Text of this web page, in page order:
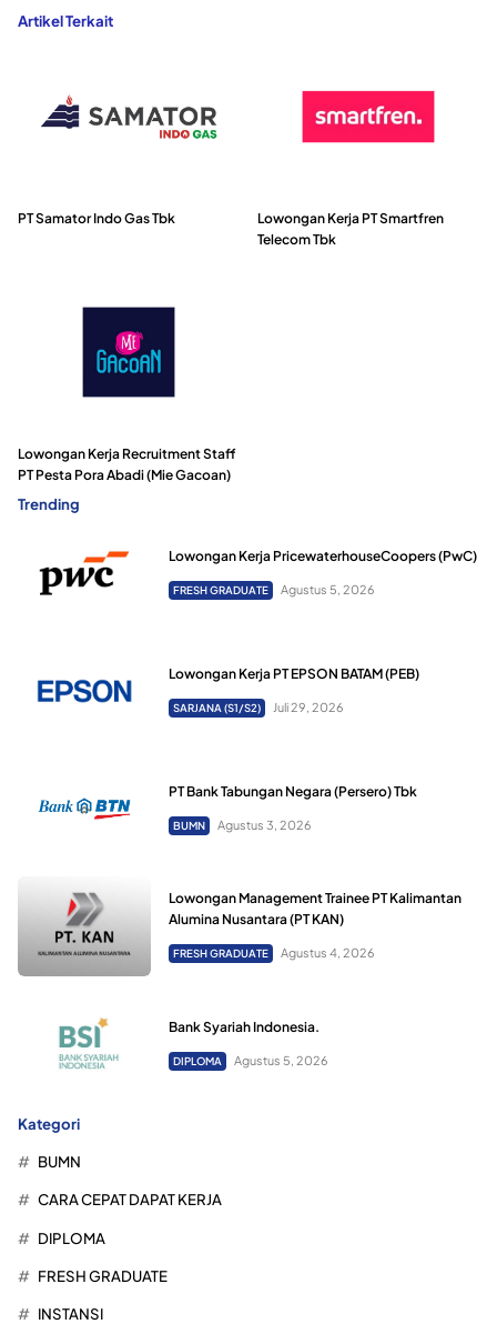
Artikel Terkait
PT Samator Indo Gas Tbk
Lowongan Kerja PT Smartfren
Telecom Tbk
Lowongan Kerja Recruitment Staff
PT Pesta Pora Abadi (Mie Gacoan)
Trending
Lowongan Kerja PricewaterhouseCoopers (PwC)
FRESH GRADUATE Agustus 5, 2026
Lowongan Kerja PT EPSON BATAM (PEB)
SARJANA (S1/S2) Juli 29, 2026
PT Bank Tabungan Negara (Persero) Tbk
BUMN Agustus 3, 2026
Lowongan Management Trainee PT Kalimantan
Alumina Nusantara (PT KAN)
FRESH GRADUATE Agustus 4, 2026
Bank Syariah Indonesia.
DIPLOMA Agustus 5, 2026
Kategori
BUMN
CARA CEPAT DAPAT KERJA
DIPLOMA
FRESH GRADUATE
INSTANSI